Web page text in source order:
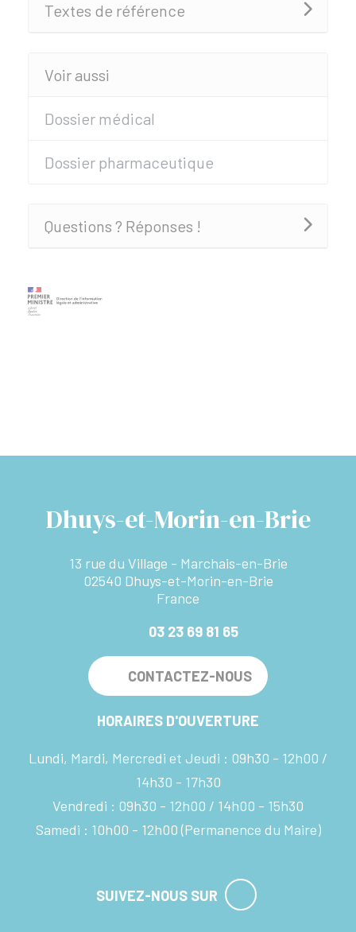
Textes de référence
Voir aussi
Dossier médical
Dossier pharmaceutique
Questions ? Réponses !
Dhuys-et-Morin-en-Brie
13 rue du Village - Marchais-en-Brie
02540 Dhuys-et-Morin-en-Brie
France
03 23 69 81 65
CONTACTEZ-NOUS
HORAIRES D'OUVERTURE
Lundi, Mardi, Mercredi et Jeudi : 09h30 - 12h00
14h30 - 17h30
Vendredi : 09h30 - 12h00
14h00 - 15h30
Samedi : 10h00 - 12h00 (Permanence du Maire)
SUIVEZ-NOUS SUR